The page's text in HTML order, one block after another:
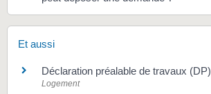
Et aussi
Déclaration préalable de travaux (DP)
Logement